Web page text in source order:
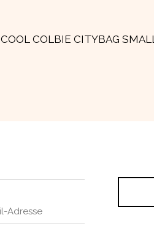
COOL COLBIE CITYBAG SMALL